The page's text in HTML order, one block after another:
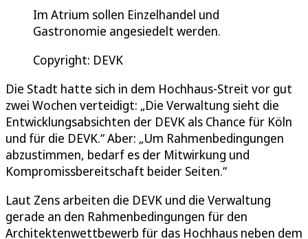
Im Atrium sollen Einzelhandel und
Gastronomie angesiedelt werden.
Copyright: DEVK
Die Stadt hatte sich in dem Hochhaus-Streit vor gut
zwei Wochen verteidigt: „Die Verwaltung sieht die
Entwicklungsabsichten der DEVK als Chance für Köln
und für die DEVK.“ Aber: „Um Rahmenbedingungen
abzustimmen, bedarf es der Mitwirkung und
Kompromissbereitschaft beider Seiten.“
Laut Zens arbeiten die DEVK und die Verwaltung
gerade an den Rahmenbedingungen für den
Architektenwettbewerb für das Hochhaus neben dem